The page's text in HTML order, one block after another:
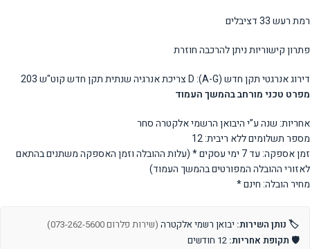
רמת רעש 33 דציבלים
פתרון קישוריות ניתן להרכבה חוזרת
דירוג אנרגטי תקן חדש (A-G): D צריכת אנרגיה שנתית תקן חדש קוט"ש 203
מפרט טכני מורחב בהמשך העמוד
אחריות: שנה ע”י היבואן הרשמי אלקטרה סחר
מספר תשלומים ללא ריבית: 12
זמן אספקה: עד 7 ימי עסקים * (עלות ההובלה וזמן האספקה משתנים בהתאם
לאזורי ההובלה המפורטים בהמשך העמוד)
מחיר הובלה: חינם *
🏷️ נותן השירות: יבואן רשמי אלקטרה (שירות פלרום 073-262-5600)
🛡️ תקופת אחריות: